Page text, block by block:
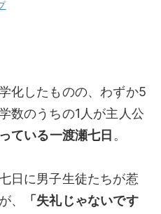
化したものの、わずか5
数のうちの1人が主人公
ている一渡瀬七日 。
日に男子生徒たちが惹
、
「失礼じゃないです